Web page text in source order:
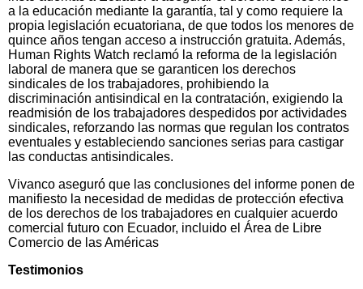
a la educación mediante la garantía, tal y como requiere la
propia legislación ecuatoriana, de que todos los menores de
quince años tengan acceso a instrucción gratuita. Además,
Human Rights Watch reclamó la reforma de la legislación
laboral de manera que se garanticen los derechos
sindicales de los trabajadores, prohibiendo la
discriminación antisindical en la contratación, exigiendo la
readmisión de los trabajadores despedidos por actividades
sindicales, reforzando las normas que regulan los contratos
eventuales y estableciendo sanciones serias para castigar
las conductas antisindicales.
Vivanco aseguró que las conclusiones del informe ponen de
manifiesto la necesidad de medidas de protección efectiva
de los derechos de los trabajadores en cualquier acuerdo
comercial futuro con Ecuador, incluido el Área de Libre
Comercio de las Américas
Testimonios